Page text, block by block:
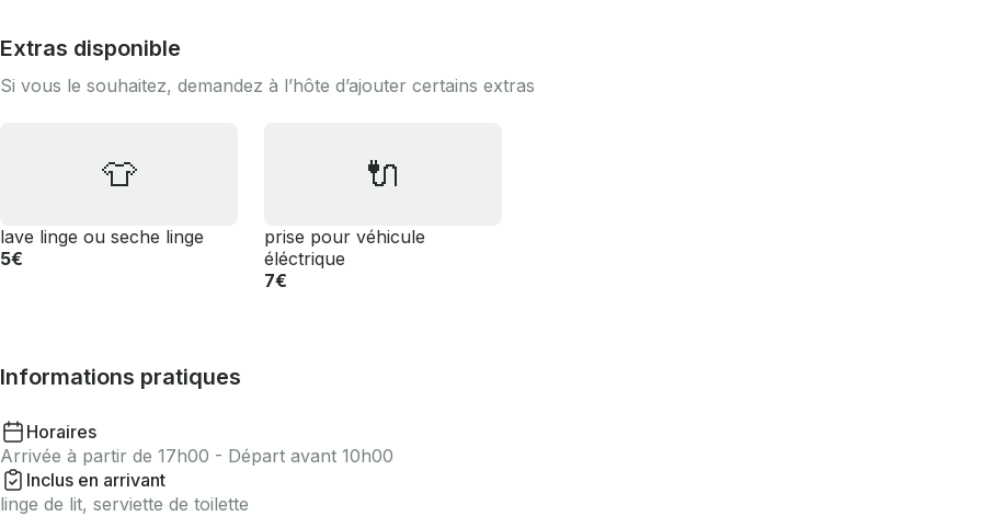
Extras disponible
Si vous le souhaitez, demandez à l’hôte d’ajouter certains extras
👕
lave linge ou seche linge
5€
🔌
prise pour véhicule
éléctrique
7€
Informations pratiques
Horaires
Arrivée à partir de 17h00 - Départ avant 10h00
Inclus en arrivant
linge de lit, serviette de toilette